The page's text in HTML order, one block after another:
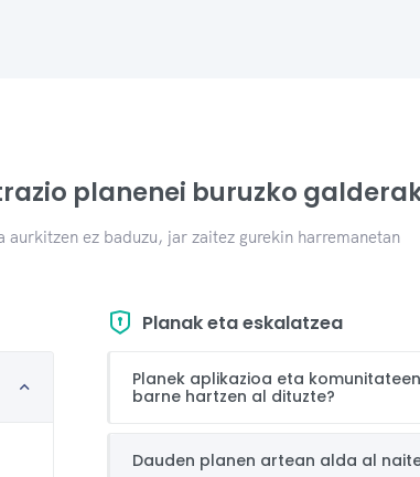
planenei buruzko
aurkitzen ez baduzu, jar zaitez gurekin harremanetan
Planak eta eskalatzea
Planek aplikazioa eta
barne hartzen al dituzte?
Dauden planen artean alda al